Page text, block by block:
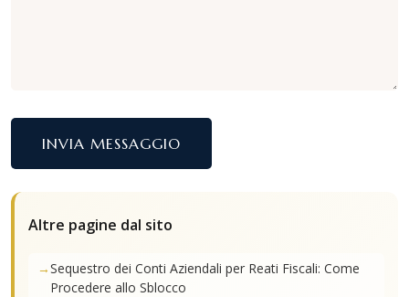
INVIA MESSAGGIO
Altre pagine dal sito
Sequestro dei Conti Aziendali per Reati Fiscali: Come
Procedere allo Sblocco